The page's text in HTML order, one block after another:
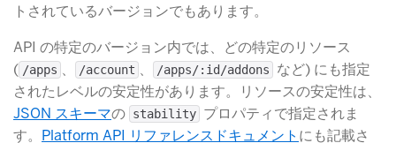
トされているバージョンでもあります。
API の特定のバージョン内では、どの特定のリソース
( /apps ​、 /account ​、 /apps/:id/addons
​ など) にも指定
されたレベルの安定性があります。リソースの安定性は、
JSON スキーマ​の stability ​ プロパティで指定されま
す。 Platform API リファレンスドキュメント ​にも記載さ